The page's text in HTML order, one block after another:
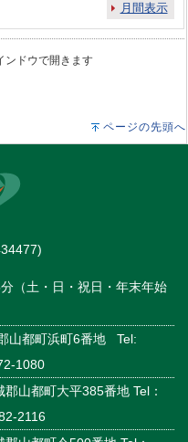
月間表示
ンドウで開きます
ページの先頭へ
（土・日・祝日・年末年始
都町浜町6番地 Tel:
1080
山都町大平385番地 Tel：
2116